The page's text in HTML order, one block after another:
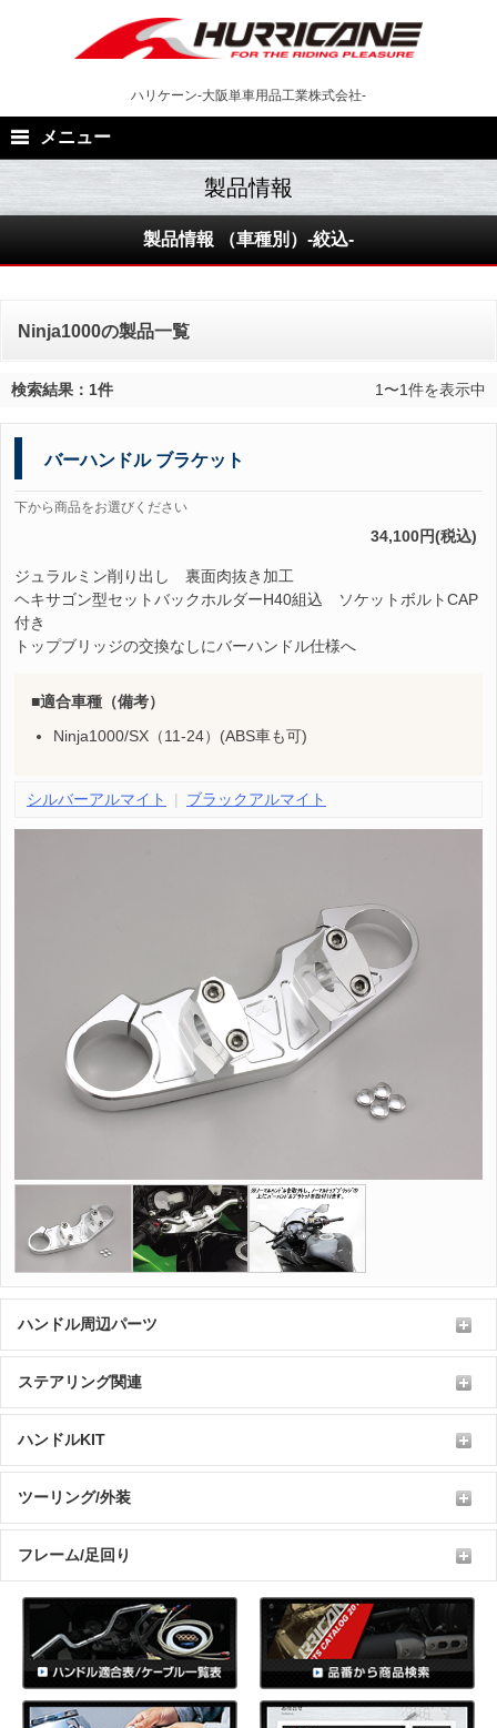
ハリケーン-大阪単車用品工業株式会社-
メニュー
製品情報 （車種別）-絞込-
Ninja1000の製品一覧
検索結果：1件 1〜1件を表示中
バーハンドル ブラケット
下から商品をお選びください
34,100円(税込)
ジュラルミン削り出し 裏面肉抜き加工
ヘキサゴン型セットバックホルダーH40組込 ソケットボルトCAP
付き
トップブリッジの交換なしにバーハンドル仕様へ
適合車種（備考）
Ninja1000/SX（11-24）(ABS車も可)
シルバーアルマイト ブラックアルマイト
ハンドル周辺パーツ
ステアリング関連
ハンドルKIT
ツーリング/外装
フレーム/足回り